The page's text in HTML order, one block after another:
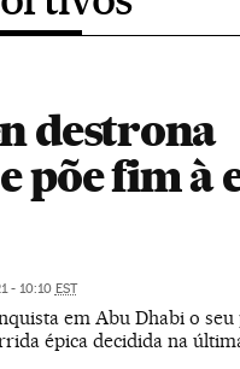
destrona
põe fim à
- 10:10 EST
em Abu Dhabi o
épica decidida na